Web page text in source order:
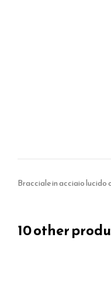
Bracciale in acciaio lucido
10 other